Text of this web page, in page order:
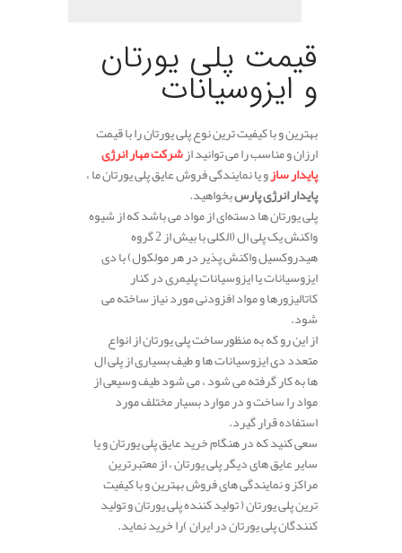
قیمت پلی یورتان
و ایزوسیانات
بهترین و با کیفیت ترین نوع پلی یورتان را با قیمت
ارزان و مناسب را می توانید ازشرکت مهار انرژی
پایدار سازو یا نمایندگی فروش عایق پلی یورتان ما ،
پایدار انرژی پارسبخواهید.
پلی یورتان ها دسته‌ای از مواد می باشد که از شیوه
واکنش یک پلی ال (الکلی با بیش از 2 گروه
هیدروکسیل واکنش پذیر در هر مولکول) با دی
ایزوسیانات یا ایزوسیانات پلیمری در کنار
کاتالیزورها و مواد افزودنی مورد نیاز ساخته می
شود.
از این رو که به منظورساخت پلی یورتان از انواع
متعدد دی ایزوسیانات ها و طیف بسیاری از پلی ال
ها به کار گرفته می شود ، می‌ شود طیف وسیعی از
مواد را ساخت و در موارد بسیار مختلف مورد
استفاده قرار گیرد.
سعی کنید که در هنگام خرید عایق پلی یورتان و یا
سایر عایق های دیگر پلی یورتان ، از معتبرترین
مراکز و نمایندگی های فروش بهترین و با کیفیت
ترین پلی یورتان ( تولید کننده پلی یورتان و تولید
کنندگان پلی یورتان در ایران )را خرید نماید.